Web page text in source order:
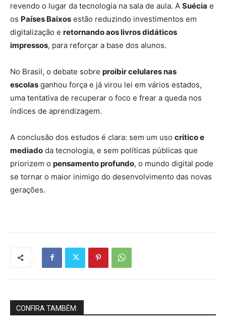
revendo o lugar da tecnologia na sala de aula. A Suécia e
os Países Baixos estão reduzindo investimentos em
digitalização e retornando aos livros didáticos
impressos, para reforçar a base dos alunos.
No Brasil, o debate sobre proibir celulares nas
escolas ganhou força e já virou lei em vários estados,
uma tentativa de recuperar o foco e frear a queda nos
índices de aprendizagem.
A conclusão dos estudos é clara: sem um uso crítico e
mediado da tecnologia, e sem políticas públicas que
priorizem o pensamento profundo, o mundo digital pode
se tornar o maior inimigo do desenvolvimento das novas
gerações.
CONFIRA TAMBÉM: